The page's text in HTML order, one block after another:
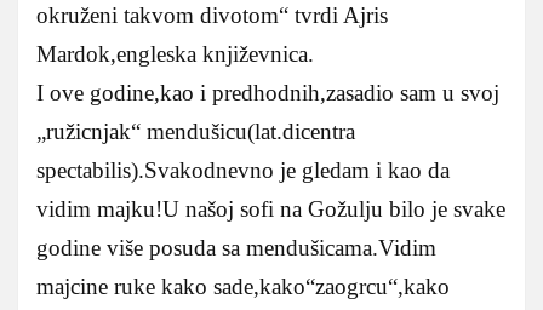
okruženi takvom divotom“ tvrdi Ajris
Mardok,engleska književnica.
I ove godine,kao i predhodnih,zasadio sam u svoj
„ružicnjak“ mendušicu(lat.dicentra
spectabilis).Svakodnevno je gledam i kao da
vidim majku!U našoj sofi na Gožulju bilo je svake
godine više posuda sa mendušicama.Vidim
majcine ruke kako sade,kako“zaogrcu“,kako